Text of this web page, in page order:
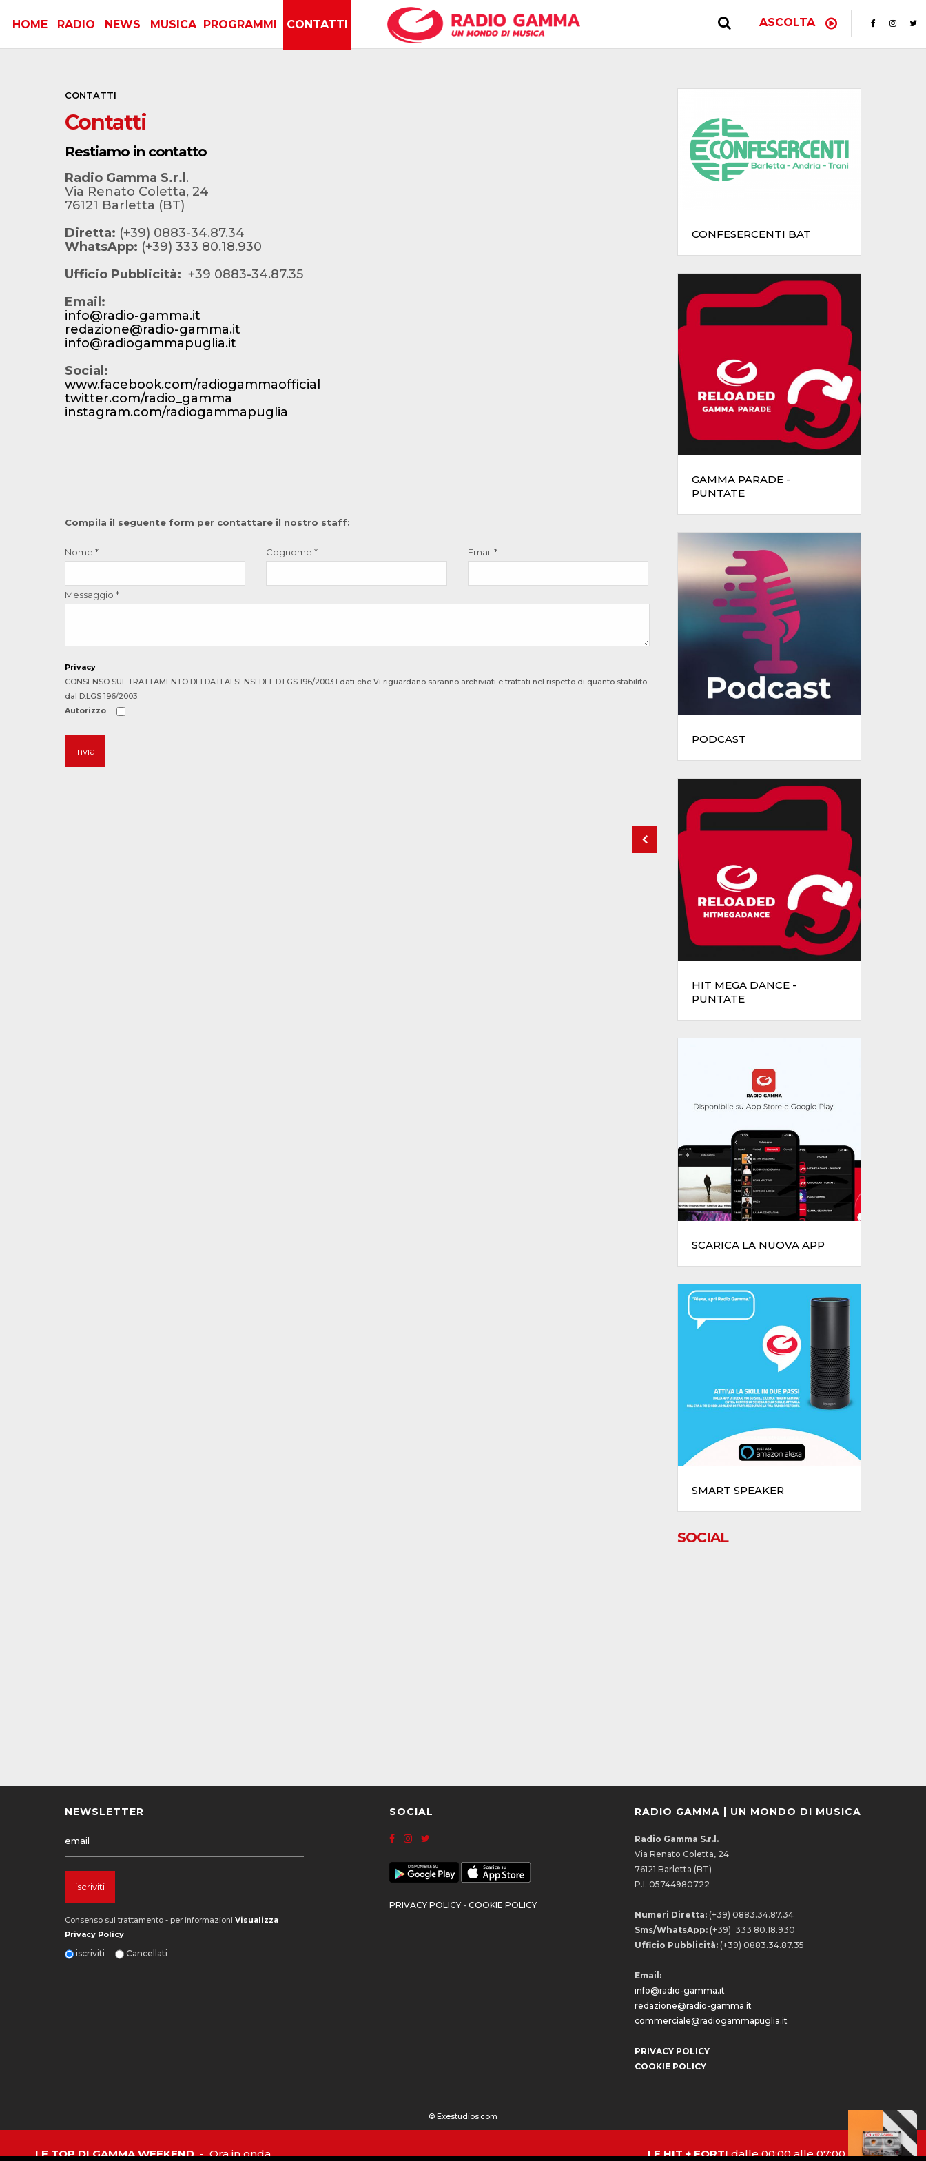
LE TOP DI GAMMA WEEKEND-Ora in onda LE HIT + FORTIdalle 00:00 alle 07:00
HOME RADIO NEWS MUSICA PROGRAMMI CONTATTI ASCOLTA
CONTATTI
Contatti
Restiamo in contatto
Radio Gamma S.r.l .
Via Renato Coletta, 24
76121 Barletta (BT)
Diretta: (+39) 0883-34.87.34
WhatsApp: (+39) 333 80.18.930
Ufficio Pubblicità:+39 0883-34.87.35
Email:
info@radio-gamma.it
redazione@radio-gamma.it
info@radiogammapuglia.it
Social:
www.facebook.com/radiogammaofficial
twitter.com/radio_gamma
instagram.com/radiogammapuglia
Compila il seguente form per contattare il nostro staff:
Nome * Cognome * Email *
Messaggio *
Privacy
CONSENSO SUL TRATTAMENTO DEI DATI AI SENSI DEL D.LGS 196/2003 I dati che Vi riguardano saranno archiviati e trattati nel rispetto di quanto stabilito
dal D.LGS 196/2003.
Autorizzo
Invia
CONFESERCENTI BAT
GAMMA PARADE -
PUNTATE
PODCAST
HIT MEGA DANCE -
PUNTATE
SCARICA LA NUOVA APP
SMART SPEAKER
SOCIAL
NEWSLETTER
Consenso sul trattamento - per informazioniVisualizza
Privacy Policy
iscriviti Cancellati
SOCIAL
PRIVACY POLICY- COOKIE POLICY
RADIO GAMMA | UN MONDO DI MUSICA
Radio Gamma S.r.l.
Via Renato Coletta, 24
76121 Barletta (BT)
P.I. 05744980722
Numeri Diretta: (+39) 0883.34.87.34
Sms/WhatsApp: (+39) 333 80.18.930
Ufficio Pubblicità: (+39) 0883.34.87.35
Email:
info@radio-gamma.it
redazione@radio-gamma.it
commerciale@radiogammapuglia.it
PRIVACY POLICY
COOKIE POLICY
© Exestudios.com